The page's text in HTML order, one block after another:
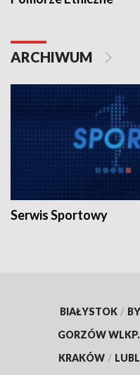
ARCHIWUM
Serwis Sportowy
BIAŁYSTOK /
GORZÓW WLKP.
KRAKÓW /